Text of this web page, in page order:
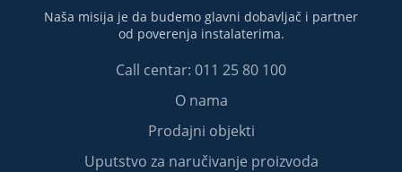
Naša misija je da budemo glavni dobavljač i partner
od poverenja instalaterima.
Call centar: 011 25 80 100
O nama
Prodajni objekti
Uputstvo za naručivanje proizvoda